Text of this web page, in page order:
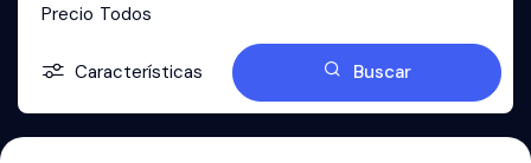
Precio Todos
Características Buscar